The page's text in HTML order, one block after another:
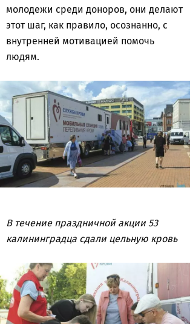
молодежи среди доноров, они делают
этот шаг, как правило, осознанно, с
внутренней мотивацией помочь
людям.
В течение праздничной акции 53
калининградца сдали цельную кровь